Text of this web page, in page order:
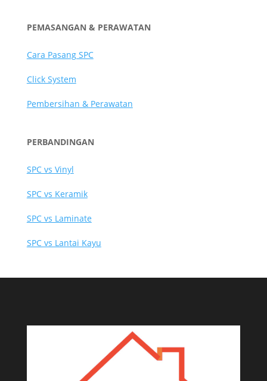
PEMASANGAN & PERAWATAN
Cara Pasang SPC
Click System
Pembersihan & Perawatan
PERBANDINGAN
SPC vs Vinyl
SPC vs Keramik
SPC vs Laminate
SPC vs Lantai Kayu